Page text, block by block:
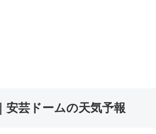
安芸ドームの天気予報